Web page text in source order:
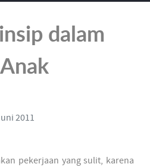
dalam
2011
pekerjaan yang sulit, karena